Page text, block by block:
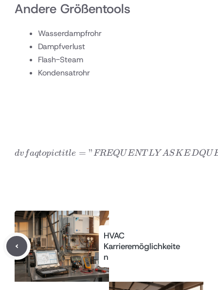
Andere Größentools
Wasserdampfrohr
Dampfverlust
Flash-Steam
Kondensatrohr
dvfaqtopic
dv faqtopictitle = ”FREQUENT LY ASKEDQU
HVAC
Karrieremöglichkeite
n